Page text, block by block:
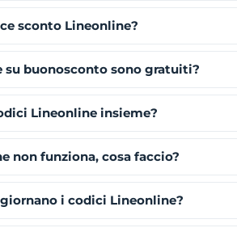
sconto Lineonline?
su buonosconto sono gratuiti?
Lineonline insieme?
non funziona, cosa faccio?
i codici Lineonline?